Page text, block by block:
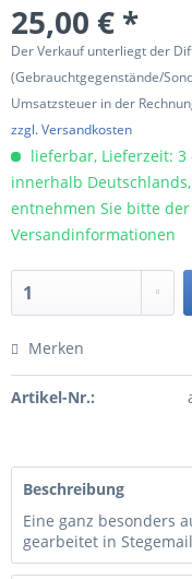
25,00 € *
Der Verkauf unterliegt der
(Gebrauchtgegenstände/
Umsatzsteuer in der
zzgl. Versandkosten
lieferbar, Lieferzeit:
innerhalb
entnehmen Sie bitte
Versandinformationen
Merken
Artikel-Nr.:
Beschreibung
Eine ganz besonders
gearbeitet in